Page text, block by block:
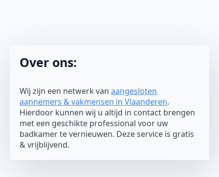
Over ons:
Wij zijn een netwerk van aangesloten
aannemers & vakmensen in Vlaanderen.
Hierdoor kunnen wij u altijd in contact brengen
met een geschikte professional voor uw
badkamer te vernieuwen. Deze service is gratis
& vrijblijvend.